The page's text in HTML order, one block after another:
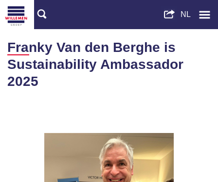
Franky Van den Berghe is
Sustainability Ambassador
2025